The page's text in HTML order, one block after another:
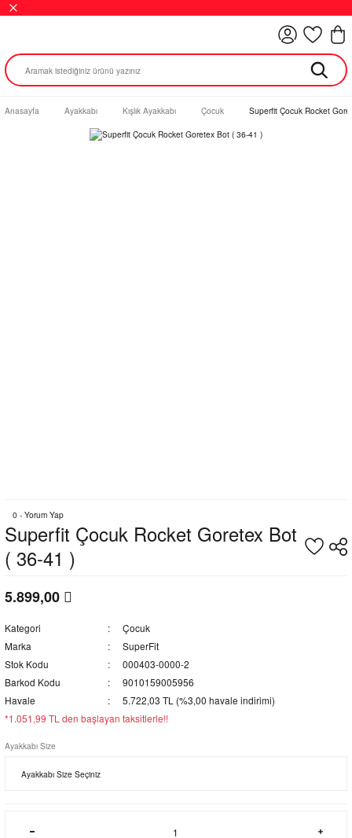
Anasayfa Ayakkabı Kışlık Ayakkabı Çocuk Superfit Çocuk Rocket
0 - Yorum Yap
Superfit Çocuk Rocket Goretex Bot
( 36-41 )
5.899,00
Kategori
Çocuk
Marka
SuperFit
Stok Kodu
000403-0000-2
Barkod Kodu
9010159005956
Havale
5.722,03 TL (%3,00 havale indirimi)
*1.051,99 TL den başlayan taksitlerle!!
Ayakkabı Size